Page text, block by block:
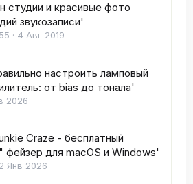
студии и красивые фото
звукозаписи'
4 Авг 2019
настроить ламповый
от bias до тонала'
2026
Craze - бесплатный
фейзер для macOS и Windows'
Янв 2026